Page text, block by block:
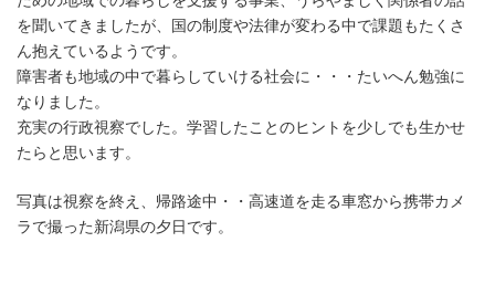
を聞いてきましたが、国の制度や法律が変わる中で課題もたくさ
ん抱えているようです。
障害者も地域の中で暮らしていける社会に・・・たいへん勉強に
なりました。
充実の行政視察でした。学習したことのヒントを少しでも生かせ
たらと思います。
写真は視察を終え、帰路途中・・高速道を走る車窓から携帯カメ
ラで撮った新潟県の夕日です。